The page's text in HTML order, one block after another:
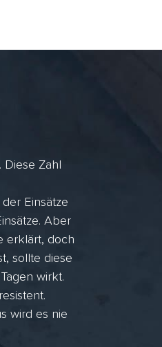
Zahl
Einsätze
Aber
erklärt, doch
sollte diese
wirkt.
wird es nie